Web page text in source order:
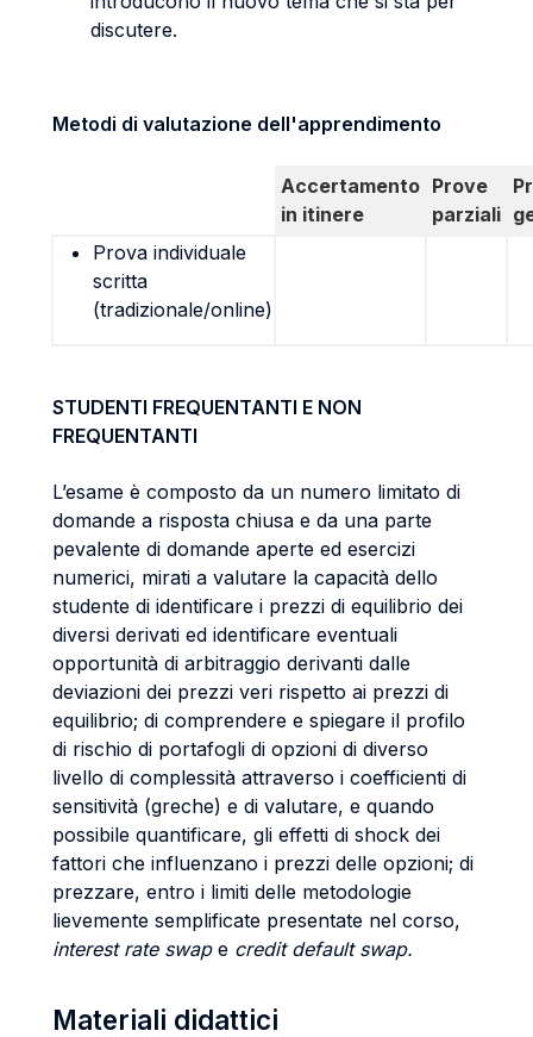
discutere.
Metodi di valutazione dell'apprendimento
Accertamento
in itinere
Prove
parziali
Prova individuale
scritta
(tradizionale/online)
STUDENTI FREQUENTANTI E NON
FREQUENTANTI
L’esame è composto da un numero limitato di
domande a risposta chiusa e da una parte
pevalente di domande aperte ed esercizi
numerici, mirati a valutare la capacità dello
studente di identificare i prezzi di equilibrio dei
diversi derivati ed identificare eventuali
opportunità di arbitraggio derivanti dalle
deviazioni dei prezzi veri rispetto ai prezzi di
equilibrio; di comprendere e spiegare il profilo
di rischio di portafogli di opzioni di diverso
livello di complessità attraverso i coefficienti di
sensitività (greche) e di valutare, e quando
possibile quantificare, gli effetti di shock dei
fattori che influenzano i prezzi delle opzioni; di
prezzare, entro i limiti delle metodologie
lievemente semplificate presentate nel corso,
interest rate swape credit default swap.
Materiali didattici